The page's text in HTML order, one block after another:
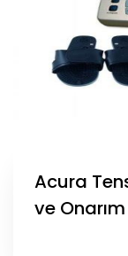
Acura
ve Onarım